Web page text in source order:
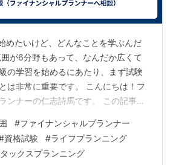
めたいけど、どんなことを学ぶんだ
が6分野もあって、なんだか広くて
の学習を始めるにあたり、まず試験
は非常に重要です。 こんにちは！フ
ンナーの仁志詩馬です。 この記事で
知識が身につくのか」を、専門家の
く徹底解説します。 なお、FP3級の
活用法まで、独学で合格するための
#ファイナンシャルプランナー
資格試験 #ライフプランニング
タックスプランニング